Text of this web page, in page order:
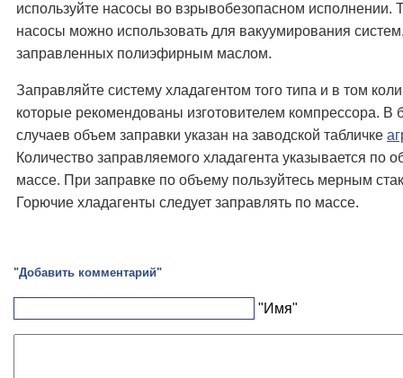
используйте насосы во взрывобезопасном исполнении.
насосы можно использовать для вакуумирования
заправленных полиэфирным маслом.
Заправляйте систему хладагентом того типа и в том
которые рекомендованы изготовителем компрессора. В
случаев объем заправки указан на заводской табличке
Количество заправляемого хладагента указывается по
массе. При заправке по объему пользуйтесь мерным
Горючие хладагенты следует заправлять по массе.
"Добавить комментарий"
"Имя"